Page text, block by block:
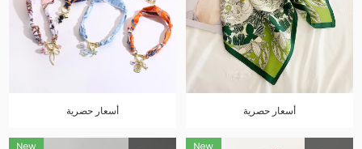
أسعار حصرية أسعار حصرية